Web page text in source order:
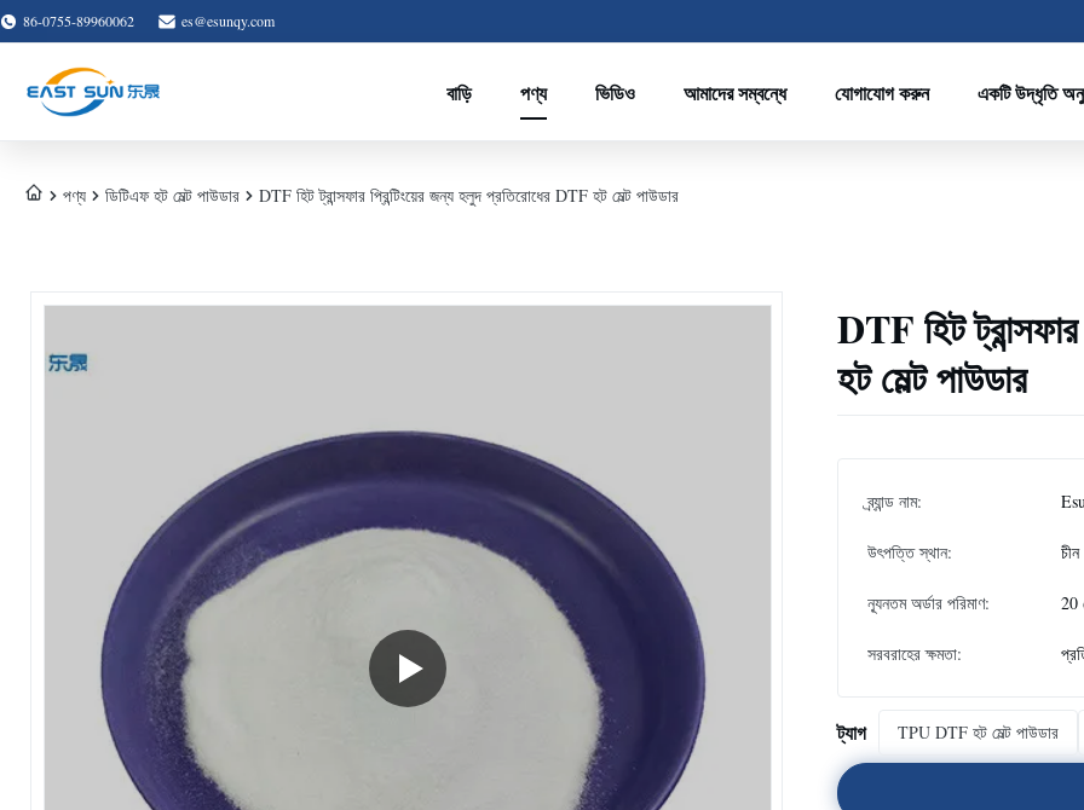
86-0755-89960062 es@esunqy.com
বাড়ি পণ্য ভিডিও আমাদের সম্বন্ধে যোগাযোগ করুন একটি উদ্ধৃতি
পণ্য ডিটিএফ হট মেল্ট পাউডার DTF হিট ট্রান্সফার প্রিন্টিংয়ের জন্য হলুদ প্রতিরোধের DTF হট মেল্ট পাউডার
DTF হিট
হট মেল্ট পাউডার
ব্র্যান্ড নাম:
উৎপত্তি স্থান: চীন
ন্যূনতম অর্ডার পরিমাণ: 20
সরবরাহের ক্ষমতা:
ট্যাগ TPU DTF হট মেল্ট পাউডার